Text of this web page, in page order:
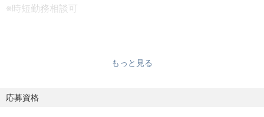
【具体的にお任せしたいこと】
・成長戦略、事業改善、販路拡大、生産性向上等に関する
・案件の複雑性に応じた、外部専門家や関係機関との連
※時短勤務相談可
・広島電鉄「胡町停留場」よりすぐ
・転勤：当面なし（勤務エリアを限定しないコース：転居
もっと見る
応募資格